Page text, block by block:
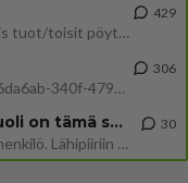
Siinäpä se kysymys on otsikossa. Mitäpä siis tuot/toisit pöytään parisuhteessa? Oletko mies vai nainen? Koetko sen mitä
429
https://www.iltalehti.fi/viihdeuutiset/a/c46da6ab-340f-4790-aaa7-0865eed2336 Yrityksen konkurssihakemus on tullut kärä
306
Tiesitkö? Martina Aitolehden isäpuoli on tämä suosittu laulaja
Martina Aitolehti on seurattu julkisuuden henkilö. Lähipiiriin mahtuu muitakin tunnettuja henkilöitä. Tiesitkö, että Ma
30